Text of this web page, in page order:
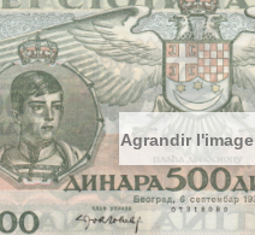
Agrandir l'image